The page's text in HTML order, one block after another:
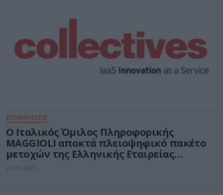
ΕΠΙΧΕΙΡΗΣΕΙΣ
O Ιταλικός Όμιλος Πληροφορικής
MAGGIOLI αποκτά πλειοψηφικό πακέτο
μετοχών της Ελληνικής Εταιρείας
COLLECTIVES A.E.
24.06.2026